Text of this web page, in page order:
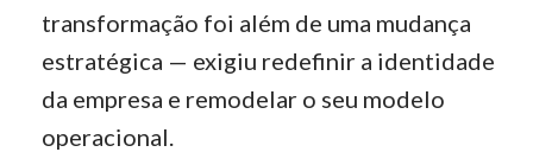
transformação foi além de uma mudança
estratégica — exigiu redefinir a identidade
da empresa e remodelar o seu modelo
operacional.